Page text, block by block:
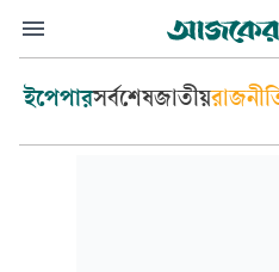
ইপেপারসর্বশেষজাতীয়